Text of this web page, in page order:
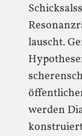
lauscht.
werden